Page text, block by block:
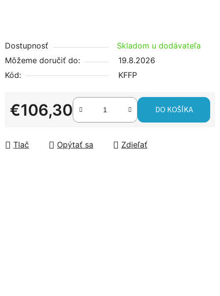
Dostupnosť
Skladom u dodávateľa
Môžeme doručiť do:
19.8.2026
Kód:
KFFP
€106,30 DO KOŠÍKA
Tlač Opýtať sa Zdieľať